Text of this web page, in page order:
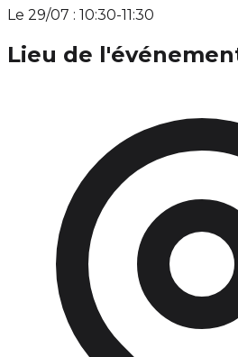
Le 29/07 : 10:30-11:30
Lieu de